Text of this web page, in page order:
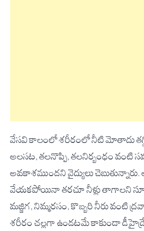
వేసవి కాలంలో శరీరంలో నీటి మోతాదు
అలసట, తలనొప్పి, తలనిర్బంధం వంటి
అవకాశముందని వైద్యులు
వేయకపోయినా తరచూ నీళ్లు తాగాలని
మజ్జిగ, నిమ్మరసం, కొబ్బరి నీరు వంటి
శరీరం చల్లగా ఉండటమే కాకుండా